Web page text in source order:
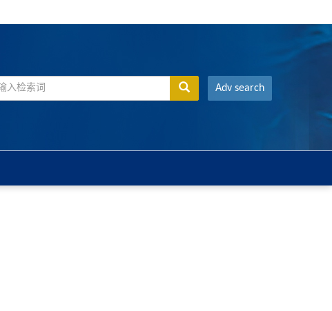
Adv search